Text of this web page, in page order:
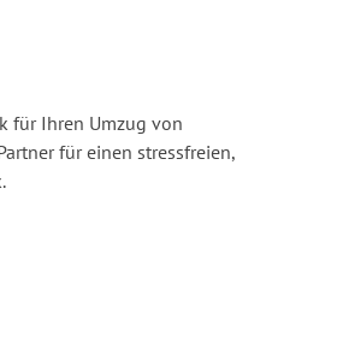
für Ihren Umzug von
für einen stressfreien,